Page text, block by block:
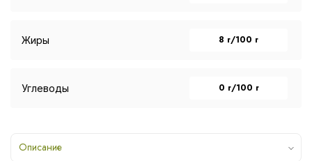
Жиры 8 г/100 г
Углеводы 0 г/100 г
Описание